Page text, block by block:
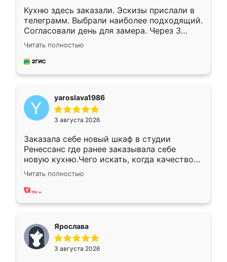
Кухню здесь заказали. Эскизы прислали в
телеграмм. Выбрали наиболее подходящий.
Согласовали день для замера. Через 3
недели кухня была уже готова. Остались
довольны работой. Спасибо Ренессанс
мебель за качественную работу!
Читать полностью
yaroslava1986
3 августа 2026
Заказала себе новый шкаф в студии
Ренессанс где ранее заказывала себе
новую кухню.Чего искать, когда качеством
вполне довольна. Служит кухня уже почти
два года, нареканий нет.
Читать полностью
Ярослава
3 августа 2026